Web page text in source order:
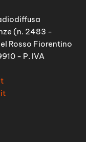
(n. 2483 -
Rosso Fiorentino
- P. IVA